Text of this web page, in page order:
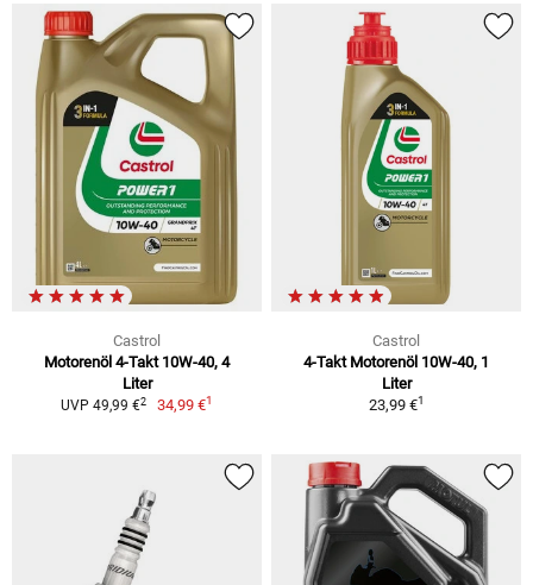
Castrol
Motorenöl 4-Takt 10W-40, 4
Liter
UVP 49,99 €2 34,99 €1
Castrol
4-Takt Motorenöl 10W-40, 1
Liter
23,99 €1